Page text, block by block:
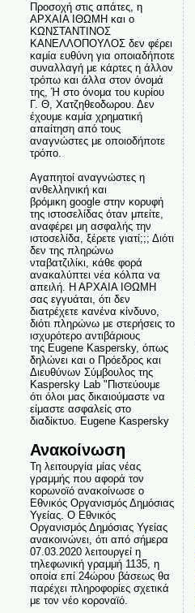
Προσοχή στις απάτες, η
ΑΡΧΑΙΑ ΙΘΩΜΗ και ο
ΚΩΝΣΤΑΝΤΙΝΟΣ
ΚΑΝΕΛΛΟΠΟΥΛΟΣ δεν φέρει
καμία ευθύνη για οποιαδήποτε
συναλλαγή με κάρτες η άλλον
τρόπω και άλλα στον όνομά
της, Ή στο όνομα του κυρίου
Γ. Θ, Χατζηθεοδωρου. Δεν
έχουμε καμία χρηματική
απαίτηση από τους
αναγνώστες με οποιοδήποτε
τρόπο.
Αγαπητοί αναγνώστες η
ανθελληνική και
βρόμικη google στην κορυφή
της ιστοσελίδας όταν μπείτε,
αναφέρει μη ασφαλής την
ιστοσελίδα, ξέρετε γιατί;;; Διότι
δεν της πληρώνω
νταβατζιλίκι, κάθε φορά
ανακαλύπτει νέα κόλπα να
απειλή. Η ΑΡΧΑΙΑ ΙΘΩΜΗ
σας εγγυάται, ότι δεν
διατρέχετε κανένα κίνδυνο,
διότι πληρώνω με στερήσεις το
ισχυρότερο αντιβάριους
της Eugene Kaspersky, όπως
δηλώνει και ο Πρόεδρος και
Διευθύνων Σύμβουλος της
Kaspersky Lab "Πιστεύουμε
ότι όλοι μας δικαιούμαστε να
είμαστε ασφαλείς στο
διαδίκτυο. Eugene Kaspersky
Ανακοίνωση
Τη λειτουργία μίας νέας
γραμμής που αφορά τον
κορωνοϊό ανακοίνωσε ο
Εθνικός Οργανισμός Δημόσιας
Υγείας. Ο Εθνικός
Οργανισμός Δημόσιας Υγείας
ανακοινώνει, ότι από σήμερα
07.03.2020 λειτουργεί η
τηλεφωνική γραμμή 1135, η
οποία επί 24ώρου βάσεως θα
παρέχει πληροφορίες σχετικά
με τον νέο κοροναϊό.